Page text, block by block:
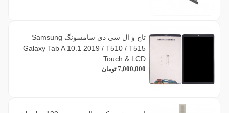
تاچ و ال سی دی سامسونگ Samsung
Galaxy Tab A 10.1 2019 / T510 / T515
Touch & LCD
7,000,000 تومان